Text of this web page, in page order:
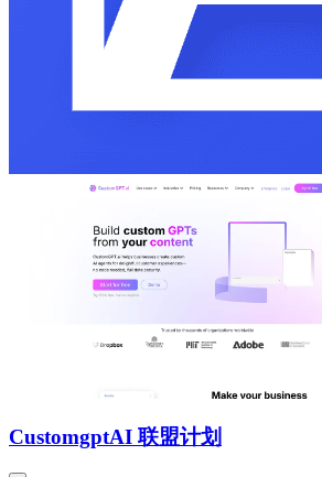
CustomgptAI 联盟计划